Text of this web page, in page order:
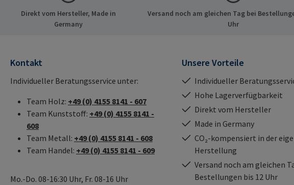
21514 Büchen Deutschland
E-Mail: mail@rampa.com
mationen: RAMPA GmbH &
Co. KG Auf der Heide 8 21514
Direkt vom Hersteller, Made in
Germany
Versand noch am gleichen Tag bei
Uhr
Kontakt
Individueller Beratungsservice unter:
Team Holz: +49 (0) 4155 8141 - 607
Team Kunststoff: +49 (0) 4155 8141 -
608
Team Metall: +49 (0) 4155 8141 - 608
Team Handel: +49 (0) 4155 8141 - 609
Mo.-Do. 08-16:30 Uhr, Fr. 08-16 Uhr
Unsere Vorteile
Individueller
Hohe Lagerverfügbarkeit
Direkt vom Hersteller
Made in Germany
CO₂-kompensiert in der
Herstellung
Versand noch am gleichen
Bestellungen bis 12 Uhr